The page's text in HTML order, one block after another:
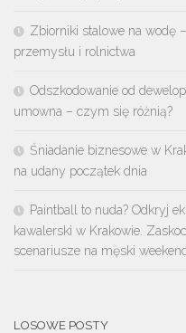
Zbiorniki stalowe na wodę
przemysłu i rolnictwa
Odszkodowanie od
umowna – czym się różnią?
Śniadanie biznesowe w
na udany początek dnia
Paintball to nuda? Odkryj
kawalerski w Krakowie.
scenariusze na męski
LOSOWE POSTY